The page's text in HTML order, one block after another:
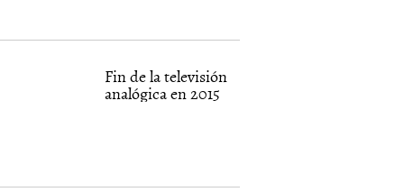
Fin de la televisión
analógica en 2015